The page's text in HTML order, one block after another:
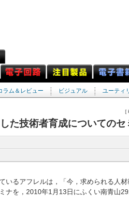
ラム＆レビュー ビジュアル ユーティ
[
た技術者育成についてのセ
いるアフレルは，「今，求められる人
ナを，2010年1月13日にふくい南青山